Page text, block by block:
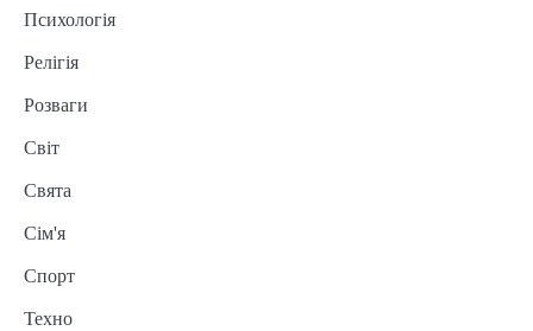
Психологія
Релігія
Розваги
Світ
Свята
Сім'я
Спорт
Техно